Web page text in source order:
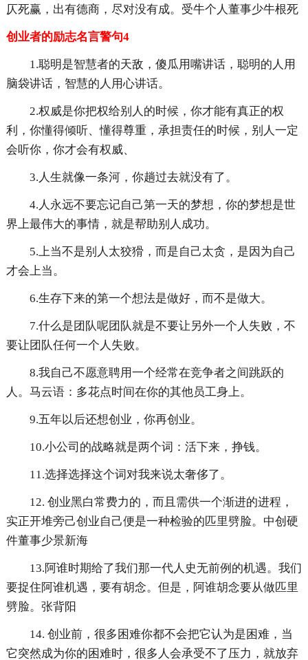
仄死赢，出有德商，尽对没有成。受牛个人董事少牛根死
创业者的励志名言警句4
1.聪明是智慧者的天敌，傻瓜用嘴讲话，聪明的人用
脑袋讲话，智慧的人用心讲话。
2.权威是你把权给别人的时候，你才能有真正的权
利，你懂得倾听、懂得尊重，承担责任的时候，别人一定
会听你，你才会有权威、
3.人生就像一条河，你趟过去就没有了。
4.人永远不要忘记自己第一天的梦想，你的梦想是世
界上最伟大的事情，就是帮助别人成功。
5.上当不是别人太狡猾，而是自己太贪，是因为自己
才会上当。
6.生存下来的第一个想法是做好，而不是做大。
7.什么是团队呢团队就是不要让另外一个人失败，不
要让团队任何一个人失败。
8.我自己不愿意聘用一个经常在竞争者之间跳跃的
人。马云语：多花点时间在你的其他员工身上。
9.五年以后还想创业，你再创业。
10.小公司的战略就是两个词：活下来，挣钱。
11.选择选择这个词对我来说太奢侈了。
12. 创业黑白常费力的，而且需供一个渐进的进程，
实正开堆旁己创业自己便是一种检验的匹里劈脸。中创硬
件董事少景新海
13.阿谁时期给了我们那一代人史无前例的机遇。我们
要捉住阿谁机遇，要有胡念。但是，阿谁胡念要从做匹里
劈脸。张背阳
14. 创业前，很多困难你都不会把它认为是困难，当
它突然成为你的困难时，很多人会承受不了压力，就放弃